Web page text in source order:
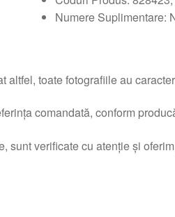
Numere Suplimentare:
altfel, toate fotografiile au
comandată, conform
sunt verificate cu atenție și